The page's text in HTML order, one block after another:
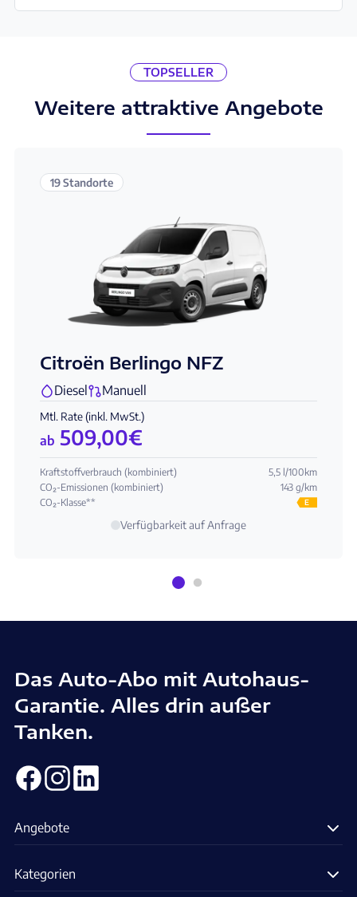
TOPSELLER
Weitere attraktive Angebote
19 Standorte
Citroën Berlingo NFZ
Diesel Manuell
Mtl. Rate (inkl. MwSt.)
ab 509,00€
Kraftstoffverbrauch (kombiniert)
5,5 l/100km
CO₂-Emissionen (kombiniert)
143 g/km
CO₂-Klasse**
E
Verfügbarkeit auf Anfrage
Das Auto-Abo mit Autohaus-
Garantie. Alles drin außer
Tanken.
Angebote
Kategorien